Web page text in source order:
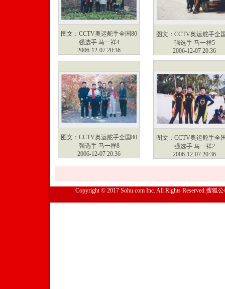
图文：CCTV奥运舵手全国80
强选手 马一祥4
2006-12-07 20:36
图文：CCTV奥运舵手全
强选手 马一祥5
2006-12-07 20:36
图文：CCTV奥运舵手全国80
强选手 马一祥8
2006-12-07 20:36
图文：CCTV奥运舵手全
强选手 马一祥2
2006-12-07 20:36
Copyright © 2017 Sohu.com Inc. All Rights Reserved.搜狐